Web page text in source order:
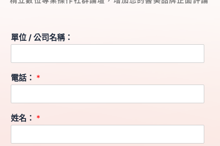
單位 / 公司名稱：
電話： *
姓名： *